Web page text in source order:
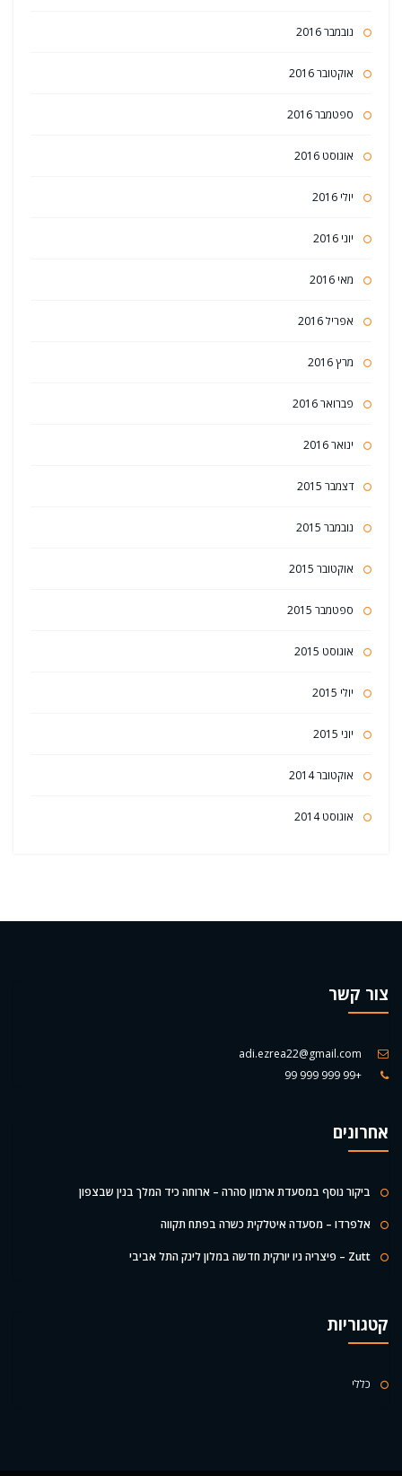
נובמבר 2016
אוקטובר 2016
ספטמבר 2016
אוגוסט 2016
יולי 2016
יוני 2016
מאי 2016
אפריל 2016
מרץ 2016
פברואר 2016
ינואר 2016
דצמבר 2015
נובמבר 2015
אוקטובר 2015
ספטמבר 2015
אוגוסט 2015
יולי 2015
יוני 2015
אוקטובר 2014
אוגוסט 2014
צור קשר
adi.ezrea22@gmail.com
+99 999 999 99
אחרונים
ביקור נוסף במסעדת ארמון סהרה – ארוחה כיד המלך בנין שבצפון
אלפרדו – מסעדה איטלקית כשרה בפתח תקווה
Zutt – פיצריה ניו יורקית חדשה במלון לינק התל אביבי
קטגוריות
כללי